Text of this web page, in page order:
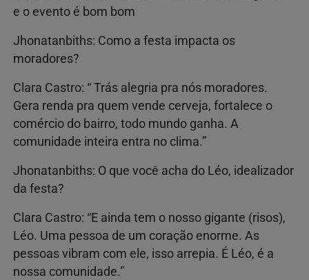
e o evento é bom bom
Jhonatanbiths: Como a festa impacta os
moradores?
Clara Castro: “ Trás alegria pra nós moradores.
Gera renda pra quem vende cerveja, fortalece o
comércio do bairro, todo mundo ganha. A
comunidade inteira entra no clima.”
Jhonatanbiths: O que você acha do Léo, idealizador
da festa?
Clara Castro: “E ainda tem o nosso gigante (risos),
Léo. Uma pessoa de um coração enorme. As
pessoas vibram com ele, isso arrepia. É Léo, é a
nossa comunidade.”